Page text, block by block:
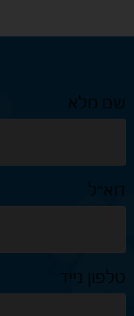
שם מלא
דוא״ל
טלפון נייד